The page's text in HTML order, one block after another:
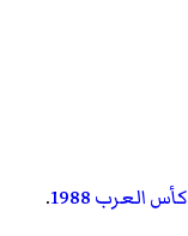
كأس العرب 1988
.